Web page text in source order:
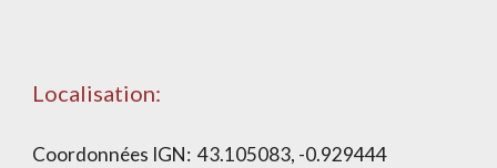
Localisation:
Coordonnées IGN: 43.105083, -0.929444